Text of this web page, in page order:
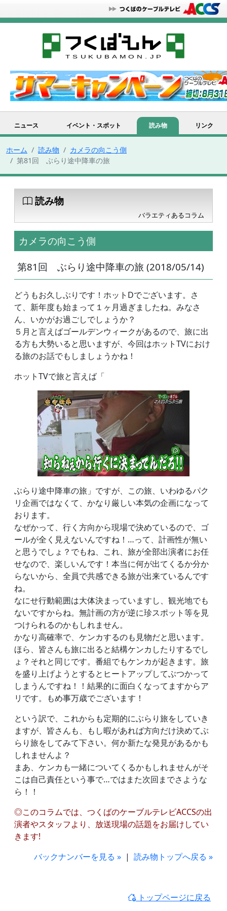
ニュース イベント・スポット 読み物 リンク
ホーム 読み物
カメラの向こう側
第81回 ぶらり途中降車の旅
読み物
バラエティあるコラム
カメラの向こう側
第81回 ぶらり途中降車の旅 (2018/05/14)
どうもお久しぶりです！ホットDでございます。さ
て、新年度も始まって１ヶ月過ぎましたね。みなさ
ん、いかがお過ごしでしょうか？
５月と言えばゴールデンウィークがあるので、旅に出
る方も大勢いると思いますが、今回はホットTVにおけ
る旅のお話でもしましょうかね！
ホットTVで旅と言えば「
ぶらり途中降車の旅」ですが、この旅、いわゆるパク
リ企画ではなくて、かなり厳しい本気の企画になって
おります。
なぜかって、行く方向から現場で決めているので、ゴ
ールが全く見えないんですね！…って、計画性が無い
と思うでしょ？でもね、これ、旅が全部出演者にお任
せなので、楽しいんです！本当に何が出てくるか分か
らないから、全員で共感できる旅が出来ているんです
ね。
なにせ行動範囲は大体決まっていますし、観光地でも
ないですからね。無計画の方が逆に珍スポット等を見
つけられるのかもしれません。
かなり高確率で、ケンカするのも見物だと思います。
ほら、皆さんも旅に出ると結構ケンカしたりするでし
ょ？それと同じです。番組でもケンカが起きます。旅
を盛り上げようとするとヒートアップしてぶつかって
しまうんですね！！結果的に面白くなってますからア
リです。もめ事万歳でございます！
という訳で、これからも定期的にぶらり旅をしていき
ますが、皆さんも、もし暇があれば方向だけ決めてぶ
らり旅をしてみて下さい。何か新たな発見があるかも
しれませんよ？
まあ、ケンカも一緒についてくるかもしれませんがそ
こは自己責任という事で…ではまた次回までさような
ら！！
◎このコラムでは、つくばのケーブルテレビACCSの出
演者やスタッフより、放送現場の話題をお届けしてい
きます!
バックナンバーを見る » | 読み物トップへ戻る »
トップページに戻る